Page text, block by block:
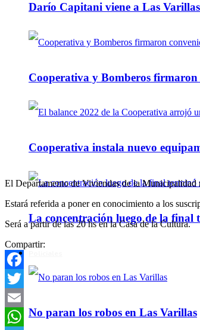
Darío Capitani viene a Las
Cooperativa y Bomberos firmaron
Cooperativa instala nuevo
La concentración luego de la final
No paran los robos en Las Varillas
El Departamento de Viviendas de la
Estará referida a poner en conocimiento a los
Será a partir de las 20 hs en la Casa de la Cultura.
Compartir:
Facebook
Twitter
Email